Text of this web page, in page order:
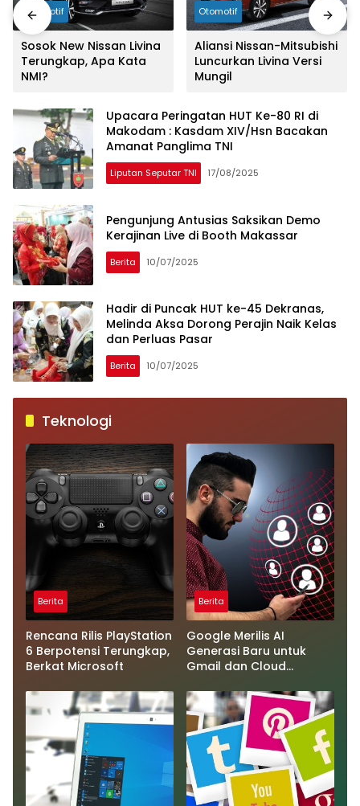
Otomotif
Sosok New Nissan Livina
Terungkap, Apa Kata
NMI?
Otomotif
Aliansi Nissan-Mitsubishi
Luncurkan Livina Versi
Mungil
Upacara Peringatan HUT Ke-80 RI di
Makodam : Kasdam XIV/Hsn Bacakan
Amanat Panglima TNI
Liputan Seputar TNI 17/08/2025
Pengunjung Antusias Saksikan Demo
Kerajinan Live di Booth Makassar
Berita 10/07/2025
Hadir di Puncak HUT ke-45 Dekranas,
Melinda Aksa Dorong Perajin Naik Kelas
dan Perluas Pasar
Berita 10/07/2025
Teknologi
Berita
Rencana Rilis PlayStation
6 Berpotensi Terungkap,
Berkat Microsoft
Berita
Google Merilis AI
Generasi Baru untuk
Gmail dan Cloud